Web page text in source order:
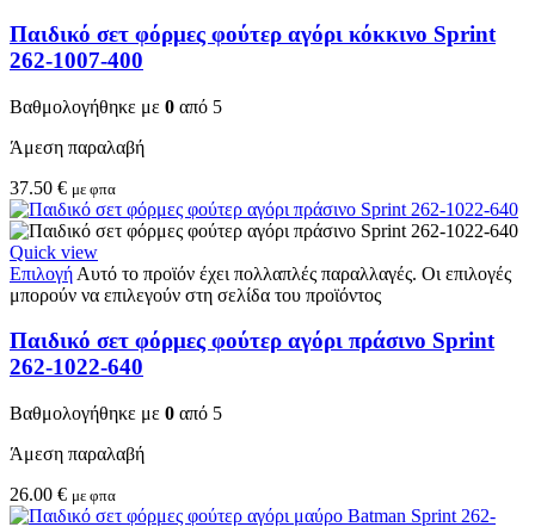
Παιδικό σετ φόρμες φούτερ αγόρι κόκκινο Sprint
262-1007-400
Βαθμολογήθηκε με 0 από 5
Άμεση παραλαβή
37.50 € με φπα
Quick view
Επιλογή Αυτό το προϊόν έχει πολλαπλές παραλλαγές. Οι επιλογές
μπορούν να επιλεγούν στη σελίδα του προϊόντος
Παιδικό σετ φόρμες φούτερ αγόρι πράσινο Sprint
262-1022-640
Βαθμολογήθηκε με 0 από 5
Άμεση παραλαβή
26.00 € με φπα